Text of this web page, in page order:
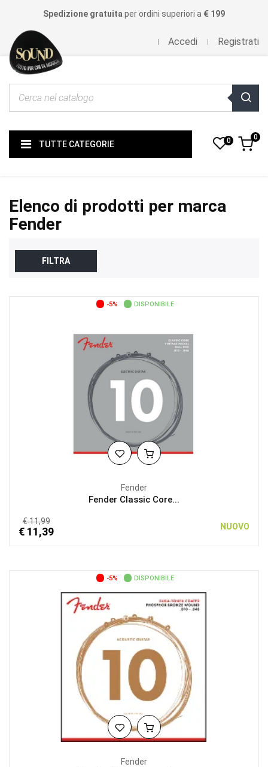
Spedizione gratuita per ordini superiori a € 199
Accedi Registrati
TUTTE CATEGORIE 0 0
Elenco di prodotti per marca
Fender
FILTRA
-5% DISPONIBILE
Fender
Fender Classic Core...
€ 11,99
€ 11,39 NUOVO
-5% DISPONIBILE
Fender